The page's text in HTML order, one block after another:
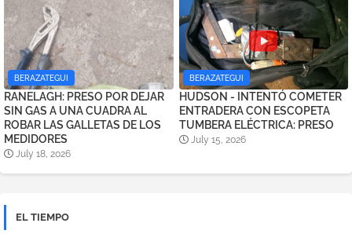
BERAZATEGUI
RANELAGH: PRESO POR DEJAR
SIN GAS A UNA CUADRA AL
ROBAR LAS GALLETAS DE LOS
MEDIDORES
July 18, 2026
BERAZATEGUI
HUDSON - INTENTÓ COMETER
ENTRADERA CON ESCOPETA
TUMBERA ELÉCTRICA: PRESO
July 15, 2026
EL TIEMPO